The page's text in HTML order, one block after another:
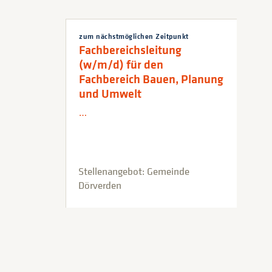
zum nächstmöglichen Zeitpunkt
Fachbereichsleitung
(w/m/d) für den
Fachbereich Bauen, Planung
und Umwelt
…
Stellenangebot: Gemeinde
Dörverden